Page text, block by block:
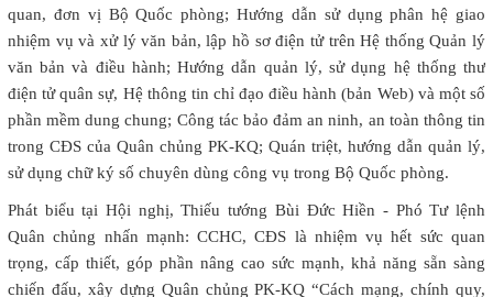
quan, đơn vị Bộ Quốc phòng; Hướng dẫn sử dụng phân hệ giao
nhiệm vụ và xử lý văn bản, lập hồ sơ điện tử trên Hệ thống Quản lý
văn bản và điều hành; Hướng dẫn quản lý, sử dụng hệ thống thư
điện tử quân sự, Hệ thông tin chỉ đạo điều hành (bản Web) và một số
phần mềm dung chung; Công tác bảo đảm an ninh, an toàn thông tin
trong CĐS của Quân chủng PK-KQ; Quán triệt, hướng dẫn quản lý,
sử dụng chữ ký số chuyên dùng công vụ trong Bộ Quốc phòng.
Phát biểu tại Hội nghị, Thiếu tướng Bùi Đức Hiền - Phó Tư lệnh
Quân chủng nhấn mạnh: CCHC, CĐS là nhiệm vụ hết sức quan
trọng, cấp thiết, góp phần nâng cao sức mạnh, khả năng sẵn sàng
chiến đấu, xây dựng Quân chủng PK-KQ “Cách mạng, chính quy,